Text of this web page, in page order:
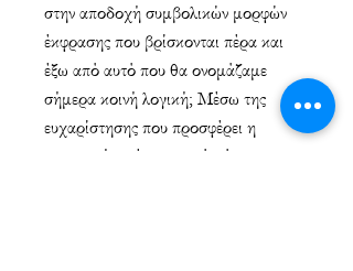
στην αποδοχή συμβολικών μορφών
έκφρασης που βρίσκονται πέρα και
έξω από αυτό που θα ονομάζαμε
σήμερα κοινή λογική; Μέσω της
ευχαρίστησης που προσφέρει η
καταφυγή σε ένα μαγικό κόσμο,